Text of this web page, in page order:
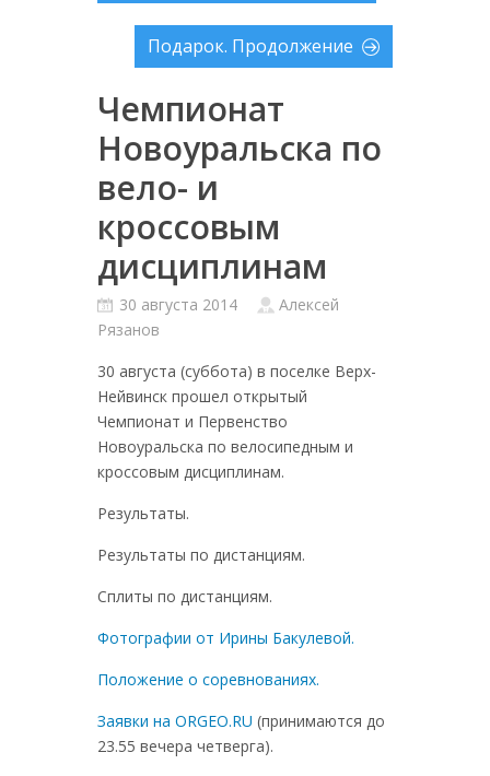
Подарок. Продолжение
Чемпионат
Новоуральска по
вело- и
кроссовым
дисциплинам
30 августа 2014
Алексей
Рязанов
30 августа (суббота) в поселке Верх-
Нейвинск прошел открытый
Чемпионат и Первенство
Новоуральска по велосипедным и
кроссовым дисциплинам.
Результаты.
Результаты по дистанциям.
Сплиты по дистанциям.
Фотографии от Ирины Бакулевой.
Положение о соревнованиях.
Заявки на ORGEO.RU (принимаются до
23.55 вечера четверга).